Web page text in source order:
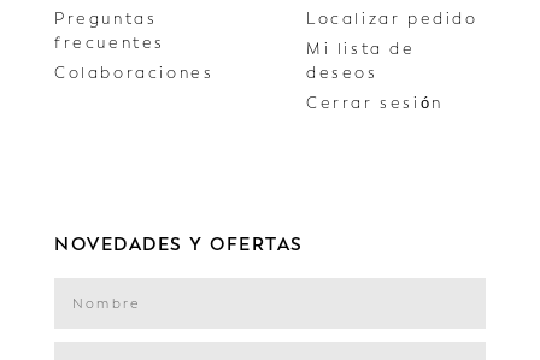
Preguntas
frecuentes
Colaboraciones
Localizar pedido
Mi lista de
deseos
Cerrar sesión
NOVEDADES Y OFERTAS